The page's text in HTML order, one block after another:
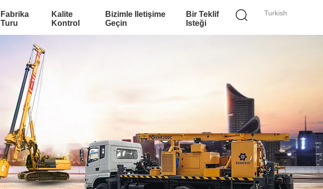
Turkish
Fabrika
Turu
Kalite
Kontrol
Bizimle Iletişime
Geçin
Bir Teklif
Isteği